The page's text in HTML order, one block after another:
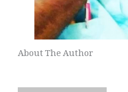
About The Author